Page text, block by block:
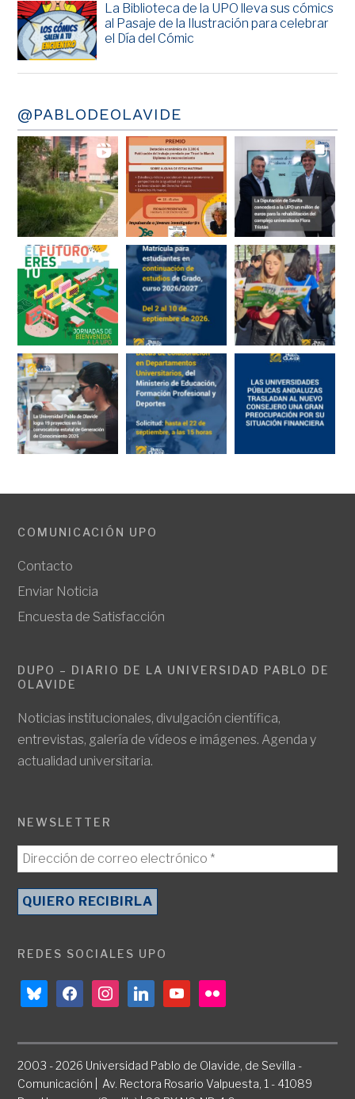
La Biblioteca de la UPO lleva sus cómics
al Pasaje de la Ilustración para celebrar
el Día del Cómic
@PABLODEOLAVIDE
COMUNICACIÓN UPO
Contacto
Enviar Noticia
Encuesta de Satisfacción
DUPO – DIARIO DE LA UNIVERSIDAD PABLO DE
OLAVIDE
Noticias institucionales, divulgación científica,
entrevistas, galería de vídeos e imágenes. Agenda y
actualidad universitaria.
NEWSLETTER
REDES SOCIALES UPO
blueskyfacebookinstagramlinkedinyoutubeflickr
2003 - 2026 Universidad Pablo de Olavide, de Sevilla -
Comunicación | Av. Rectora Rosario Valpuesta, 1 - 41089